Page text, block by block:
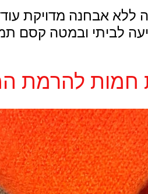
ללא אבחנה מדויקת
חמות להרמת